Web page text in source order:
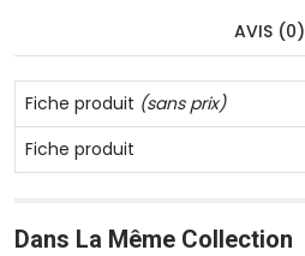
AVIS (0)
Fiche produit (sans prix)
Fiche produit
Dans La Même Collection